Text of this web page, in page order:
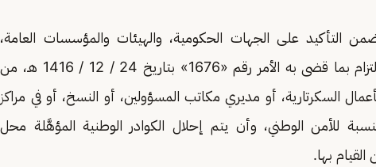
التأكيد على الجهات الحكومية، والهيئات والمؤسسات العامة،
والشركات الحكومية والمملوكة للدولة، الالتزام بما قضى به الأمر رقم «1676» بتاريخ 24 / 12 / 1416 هـ، من
السكرتارية، أو مديري مكاتب المسؤولين، أو النسخ، أو في مراكز
للأمن الوطني، وأن يتم إحلال الكوادر الوطنية المؤهَّلة محل
بها.